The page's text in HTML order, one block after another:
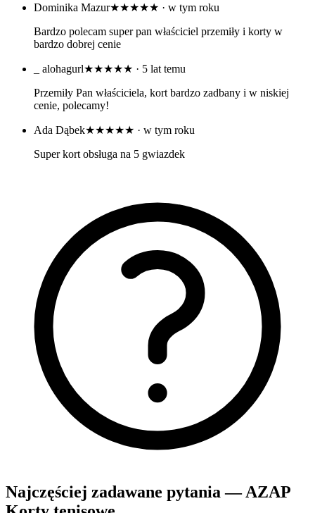
Dominika Mazur★★★★★ · w tym roku
Bardzo polecam super pan właściciel przemiły i korty w
bardzo dobrej cenie
_ alohagurl★★★★★ · 5 lat temu
Przemiły Pan właściciela, kort bardzo zadbany i w niskiej
cenie, polecamy!
Ada Dąbek★★★★★ · w tym roku
Super kort obsługa na 5 gwiazdek
Najczęściej zadawane pytania — AZAP